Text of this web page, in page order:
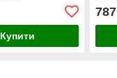
Купити
787